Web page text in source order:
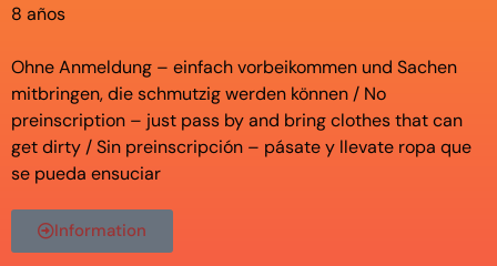
8 años
Ohne Anmeldung – einfach vorbeikommen und Sachen
mitbringen, die schmutzig werden können / No
preinscription – just pass by and bring clothes that can
get dirty / Sin preinscripción – pásate y llevate ropa que
se pueda ensuciar
Information